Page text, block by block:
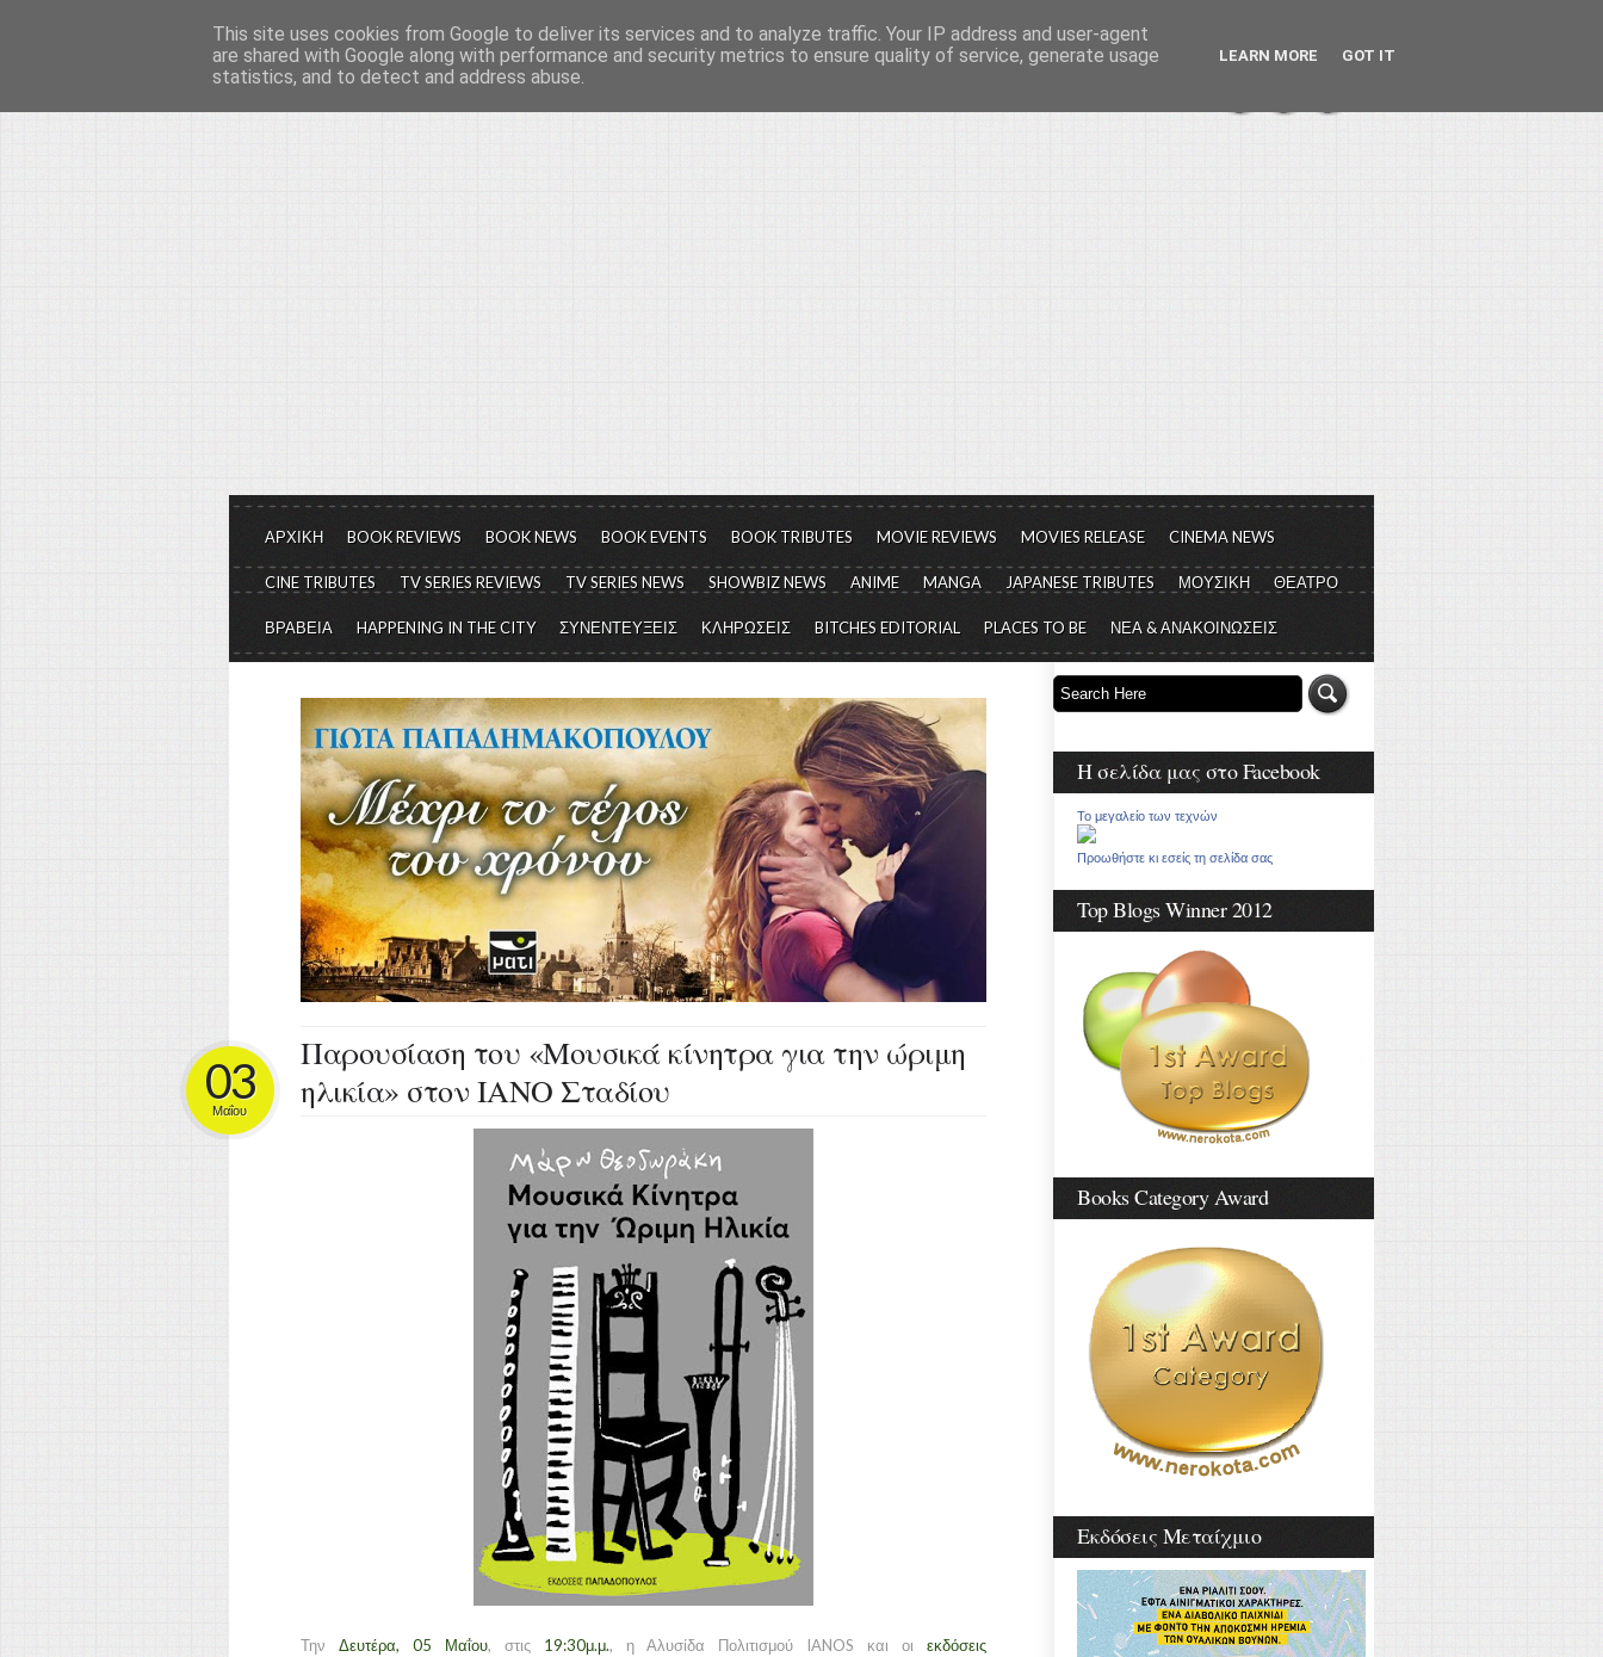
Το μεγαλείο των Τεχνών...
Είμαστε πάντα εδώ για να μιλάμε για τον πολιτισμό, σε κάθε του μορφή και έκταση...
ΑΡΧΙΚΗ BOOK REVIEWS BOOK NEWS BOOK EVENTS BOOK TRIBUTES MOVIE REVIEWS MOVIES RELEASE CINEMA NEWS
CINE TRIBUTES TV SERIES REVIEWS TV SERIES NEWS SHOWBIZ NEWS ANIME MANGA JAPANESE TRIBUTES ΜΟΥΣΙΚΗ ΘΕΑΤΡΟ
ΒΡΑΒΕΙΑ HAPPENING IN THE CITY ΣΥΝΕΝΤΕΥΞΕΙΣ ΚΛΗΡΩΣΕΙΣ BITCHES EDITORIAL PLACES TO BE ΝΕΑ & ΑΝΑΚΟΙΝΩΣΕΙΣ
Παρουσίαση του «Μουσικά κίνητρα για την ώριμη
ηλικία» στον ΙΑΝΟ Σταδίου
03
Μαΐου
Την Δευτέρα, 05 Μαΐου, στις 19:30μ.μ., η Αλυσίδα Πολιτισμού IANOS και οι εκδόσεις
Η σελίδα μας στο Facebook
Το μεγαλείο των τεχνών
Προωθήστε κι εσείς τη σελίδα σας
Top Blogs Winner 2012
Books Category Award
Εκδόσεις Μεταίχμιο
This site uses cookies from Google to deliver its services and to analyze traffic. Your IP address and user-agent
are shared with Google along with performance and security metrics to ensure quality of service, generate usage
statistics, and to detect and address abuse.
LEARN MORE GOT IT